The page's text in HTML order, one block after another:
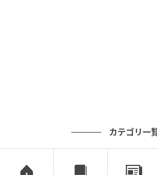
う。好きなことはとことんやり
先延ばしにしがちかもしれませ
きな仕事にはのめり込むのです
カテゴリ一